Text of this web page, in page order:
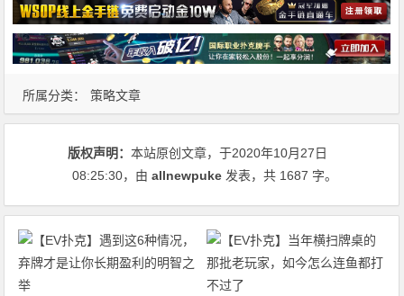
所属分类： 策略文章
版权声明：本站原创文章，于2020年10月27日
08:25:30，由allnewpuke 发表，共 1687 字。